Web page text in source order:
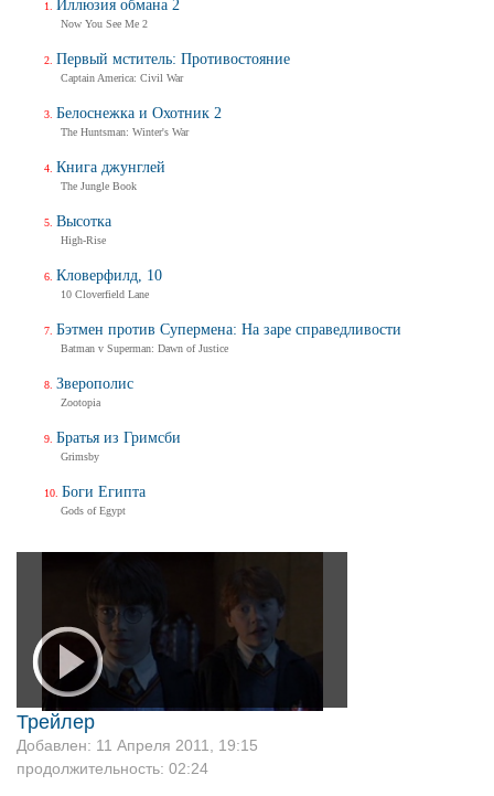
Трейлер
Добавлен: 11 Апреля 2011, 19:15
продолжительность: 02:24
Иллюзия обмана 2
Now You See Me 2
Первый мститель: Противостояние
Captain America: Civil War
Белоснежка и Охотник 2
The Huntsman: Winter's War
Книга джунглей
The Jungle Book
Высотка
High-Rise
Кловерфилд, 10
10 Cloverfield Lane
Бэтмен против Супермена: На заре справедливости
Batman v Superman: Dawn of Justice
Зверополис
Zootopia
Братья из Гримсби
Grimsby
Боги Египта
Gods of Egypt